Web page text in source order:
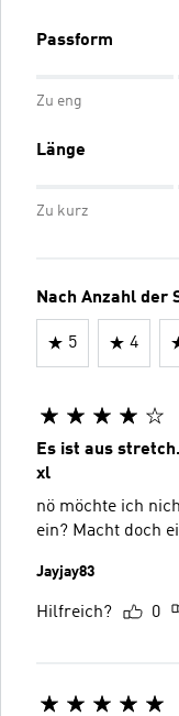
Passform
Zu eng
Länge
Zu kurz
Nach Anzahl der
5 4
Es ist aus
xl
nö möchte ich
ein? Macht doch
Jayjay83
Hilfreich? 0